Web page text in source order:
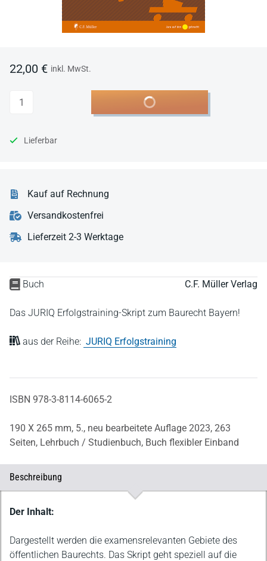
Buch C.F. Müller Verlag
Das JURIQ Erfolgstraining-Skript zum Baurecht Bayern!
aus der Reihe: JURIQ Erfolgstraining
ISBN 978-3-8114-6065-2
190 X 265 mm, 5., neu bearbeitete Auflage 2023, 263
Seiten, Lehrbuch / Studienbuch, Buch flexibler Einband
22,00 € inkl. MwSt.
Anzahl In den Warenkorb
Lieferbar
Kauf auf Rechnung
Versandkostenfrei
Lieferzeit 2-3 Werktage
Beschreibung
Beschreibung
Der Inhalt:
Dargestellt werden die examensrelevanten Gebiete des
öffentlichen Baurechts. Das Skript geht speziell auf die